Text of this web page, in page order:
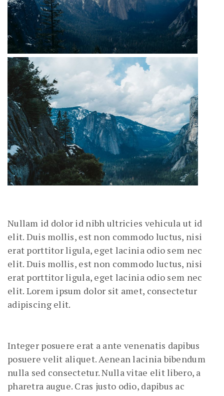
Nullam id dolor id nibh ultricies vehicula ut id
elit. Duis mollis, est non commodo luctus, nisi
erat porttitor ligula, eget lacinia odio sem nec
elit. Duis mollis, est non commodo luctus, nisi
erat porttitor ligula, eget lacinia odio sem nec
elit. Lorem ipsum dolor sit amet, consectetur
adipiscing elit.
Integer posuere erat a ante venenatis dapibus
posuere velit aliquet. Aenean lacinia bibendum
nulla sed consectetur. Nulla vitae elit libero, a
pharetra augue. Cras justo odio, dapibus ac